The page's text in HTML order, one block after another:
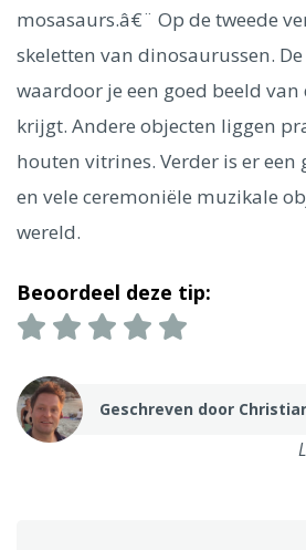
Madrid
Vancouver
Alles bekijken
mosasaurs.â€¨ Op de tweede
skeletten van dinosaurussen.
waardoor je een goed beeld
krijgt. Andere objecten liggen
houten vitrines. Verder is er
en vele ceremoniële muzikale
wereld.
Beoordeel deze tip:
Geschreven door